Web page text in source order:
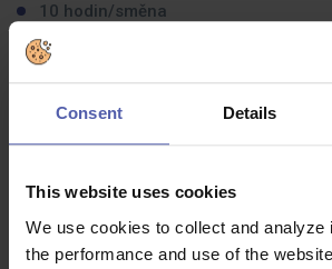
Consent Details
This website uses cookies
We use cookies to collect and analyze
the performance and use of the
10 hodin/směna
Přímý autobus z Opatova
Zajištění veškerých činností při
vyskladnění zboží
obsluha manipulační techniky
Ochota pracovat v nepřetržitém